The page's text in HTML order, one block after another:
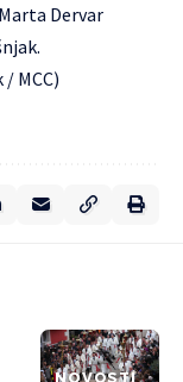
Dervar
MCC)
NOVOSTI